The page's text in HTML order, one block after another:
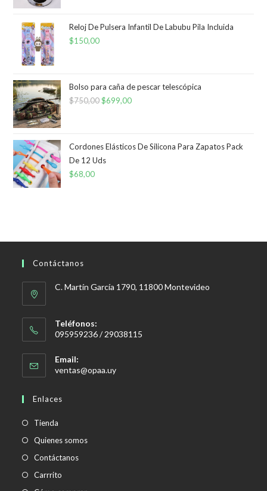
Reloj De Pulsera Infantil De Labubu Pila Incluida
$150,00
Bolso para caña de pescar telescópica
$750,00El
era:
$750,00.
$699,00El
es:
Cordones Elásticos De Silicona Para Zapatos Pack
De 12 Uds
$68,00
Contáctanos
C. Martín García 1790, 11800 Montevideo
Teléfonos:
095959236 / 29038115
Email:
ventas@opaa.uySe
Enlaces
Tienda
Quienes somos
Contáctanos
Carrrito